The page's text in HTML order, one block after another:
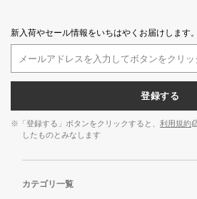
新入荷やセール情報をいちはやくお届けします。
登録する
※「登録する」ボタンをクリックすると、 利用規約
したものとみなします
カテゴリ一覧